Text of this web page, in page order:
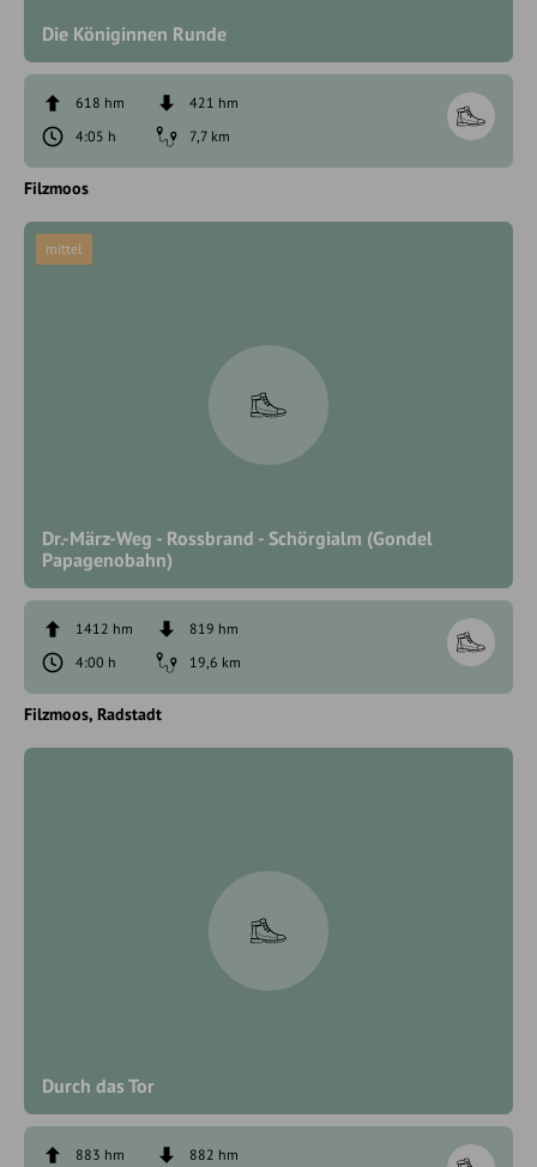
Die Königinnen Runde
618 hm
421 hm
4:05 h
7,7 km
Filzmoos
Dr.-März-Weg - Rossbrand - Schörgialm (Gondel
Papagenobahn)
mittel
1412 hm
819 hm
4:00 h
19,6 km
Filzmoos Radstadt
Durch das Tor
883 hm
882 hm